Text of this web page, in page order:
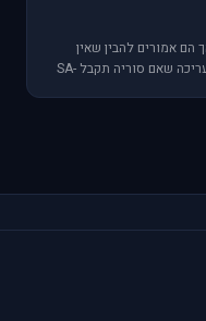
הם אמורים להבין שאין
ברירה.. בקשר לישראל בדיוק כתבתי בעריכה שאם סוריה תקבל SA-